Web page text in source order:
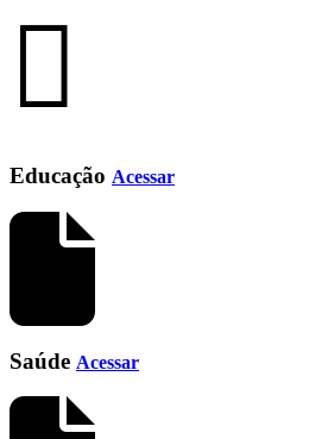
Educação Acessar
Saúde Acessar